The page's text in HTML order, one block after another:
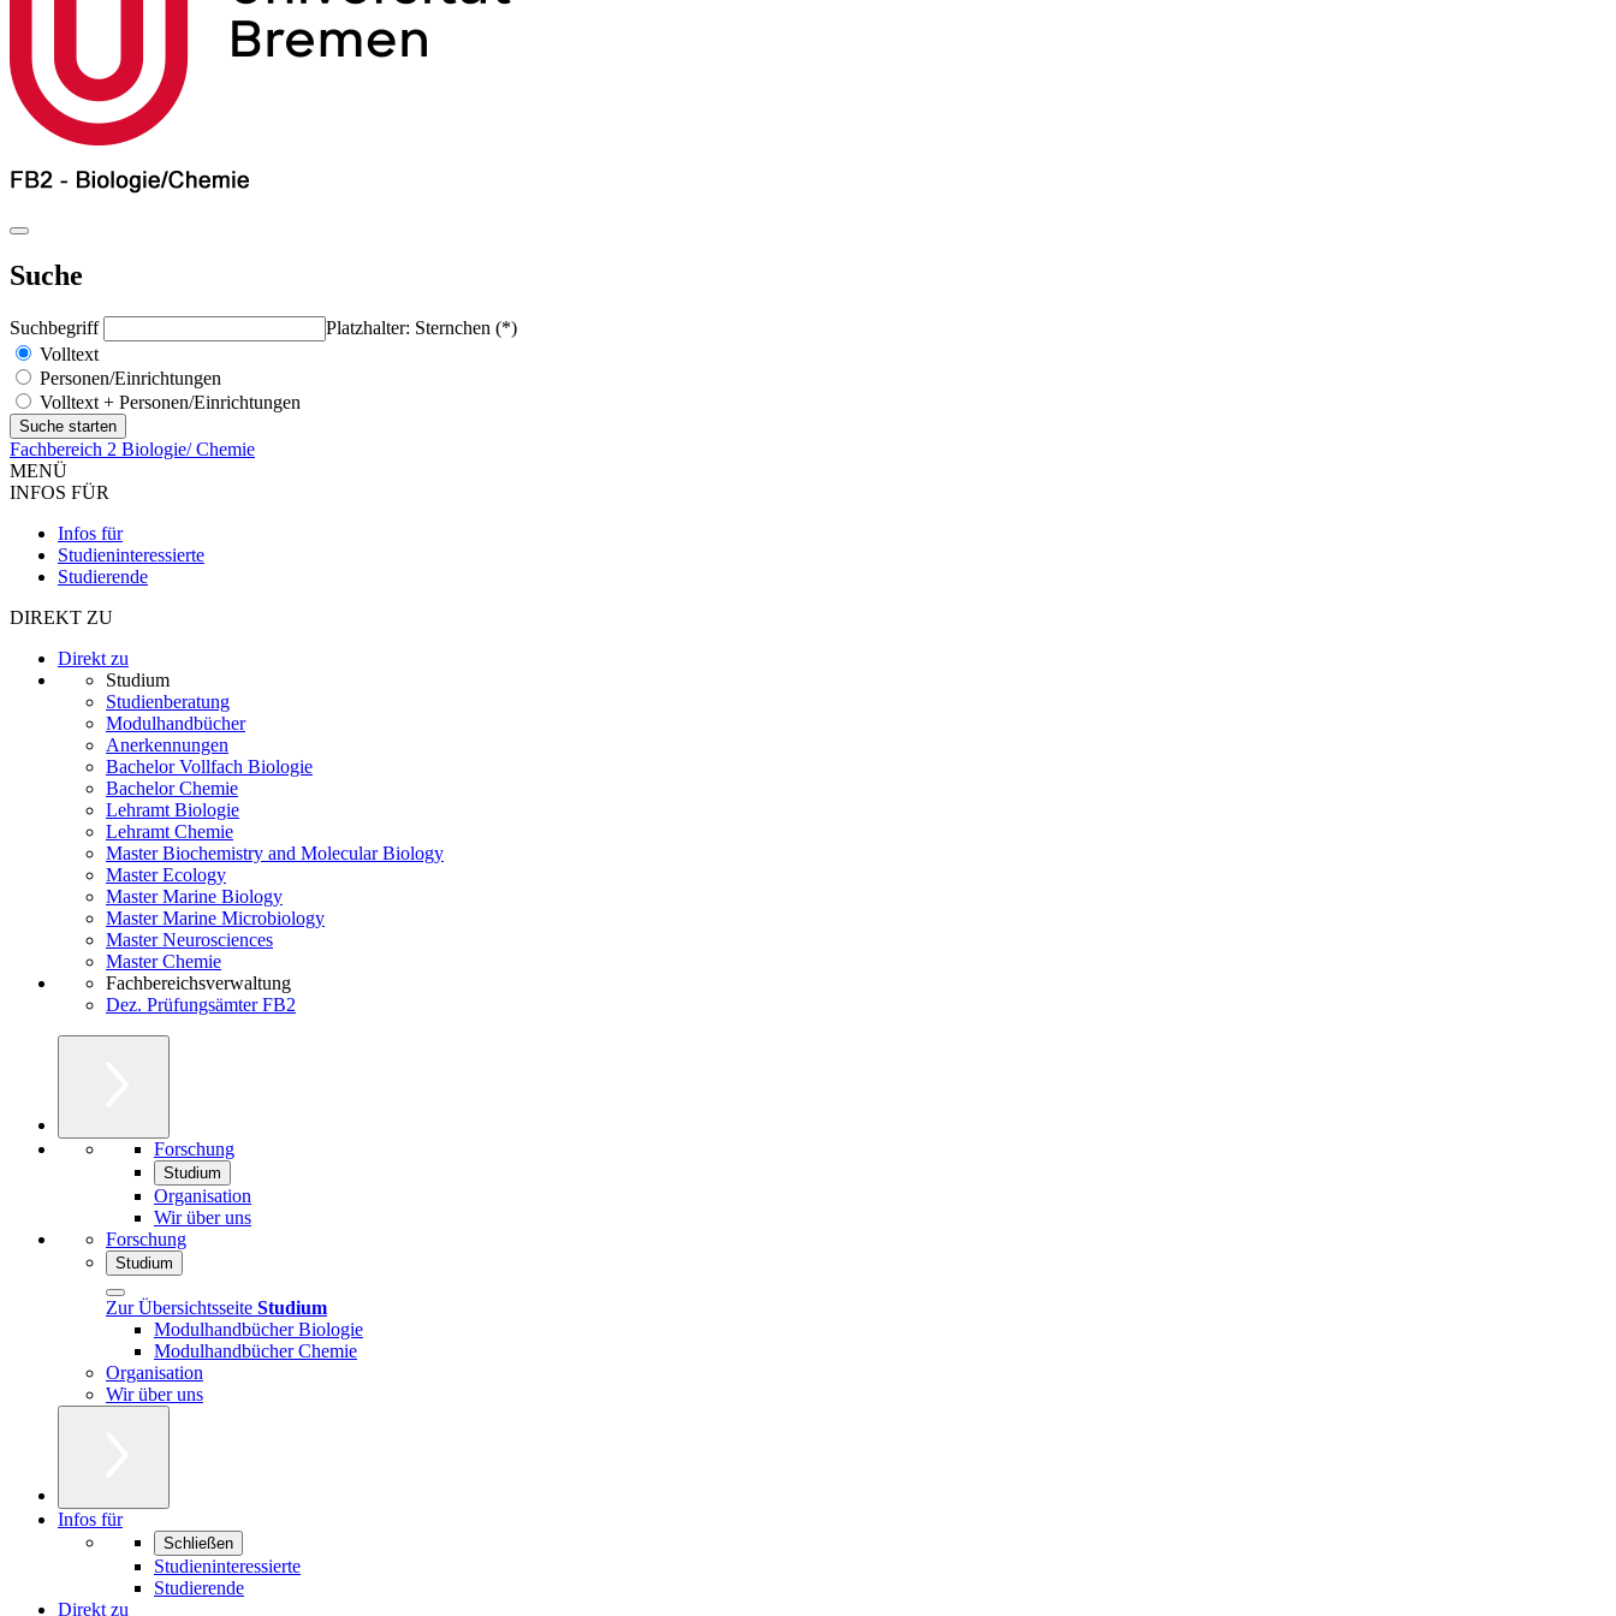
Suche
Suchbegriff
Platzhalter: Sternchen (*)
Volltext
Personen/Einrichtungen
Volltext + Personen/Einrichtungen
Fachbereich 2 Biologie/ Chemie
MENÜ
INFOS FÜR
Infos für
Studieninteressierte
Studierende
DIREKT ZU
Direkt zu
Studium
Studienberatung
Modulhandbücher
Anerkennungen
Bachelor Vollfach Biologie
Bachelor Chemie
Lehramt Biologie
Lehramt Chemie
Master Biochemistry and Molecular Biology
Master Ecology
Master Marine Biology
Master Marine Microbiology
Master Neurosciences
Master Chemie
Fachbereichsverwaltung
Dez. Prüfungsämter FB2
Forschung
Studium
Organisation
Wir über uns
Forschung
Studium
Zur Übersichtsseite Studium
Modulhandbücher Biologie
Modulhandbücher Chemie
Organisation
Wir über uns
Infos für
Schließen
Studieninteressierte
Studierende
Direkt zu